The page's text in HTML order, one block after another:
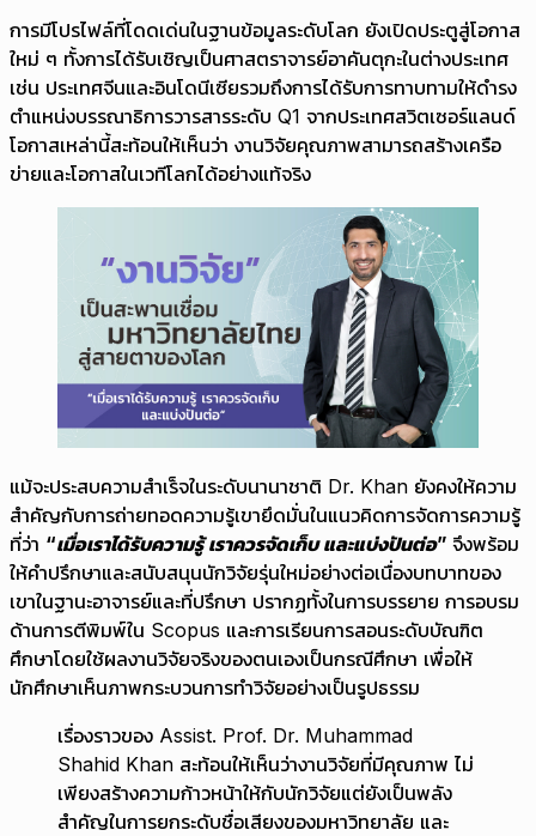
การมีโปรไฟล์ที่โดดเด่นในฐานข้อมูลระดับโลก ยังเปิดประตูสู่โอกาส
ใหม่ ๆ ทั้งการได้รับเชิญเป็นศาสตราจารย์อาคันตุกะในต่างประเทศ
เช่น ประเทศจีนและอินโดนีเซียรวมถึงการได้รับการทาบทามให้ดำรง
ตำแหน่งบรรณาธิการวารสารระดับ Q1 จากประเทศสวิตเซอร์แลนด์
โอกาสเหล่านี้สะท้อนให้เห็นว่า งานวิจัยคุณภาพสามารถสร้างเครือ
ข่ายและโอกาสในเวทีโลกได้อย่างแท้จริง
แม้จะประสบความสำเร็จในระดับนานาชาติ Dr. Khan ยังคงให้ความ
สำคัญกับการถ่ายทอดความรู้เขายึดมั่นในแนวคิดการจัดการความรู้
ที่ว่า “เมื่อเราได้รับความรู้ เราควรจัดเก็บ และแบ่งปันต่อ” จึงพร้อม
ให้คำปรึกษาและสนับสนุนนักวิจัยรุ่นใหม่อย่างต่อเนื่องบทบาทของ
เขาในฐานะอาจารย์และที่ปรึกษา ปรากฏทั้งในการบรรยาย การอบรม
ด้านการตีพิมพ์ใน Scopus และการเรียนการสอนระดับบัณฑิต
ศึกษาโดยใช้ผลงานวิจัยจริงของตนเองเป็นกรณีศึกษา เพื่อให้
นักศึกษาเห็นภาพกระบวนการทำวิจัยอย่างเป็นรูปธรรม
เรื่องราวของ Assist. Prof. Dr. Muhammad
Shahid Khan สะท้อนให้เห็นว่างานวิจัยที่มีคุณภาพ ไม่
เพียงสร้างความก้าวหน้าให้กับนักวิจัยแต่ยังเป็นพลัง
สำคัญในการยกระดับชื่อเสียงของมหาวิทยาลัย และ